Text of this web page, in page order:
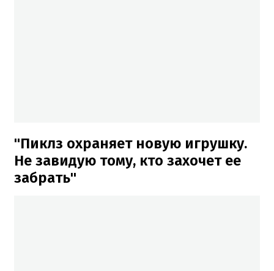
"Пиклз охраняет новую игрушку.
Не завидую тому, кто захочет ее
забрать"